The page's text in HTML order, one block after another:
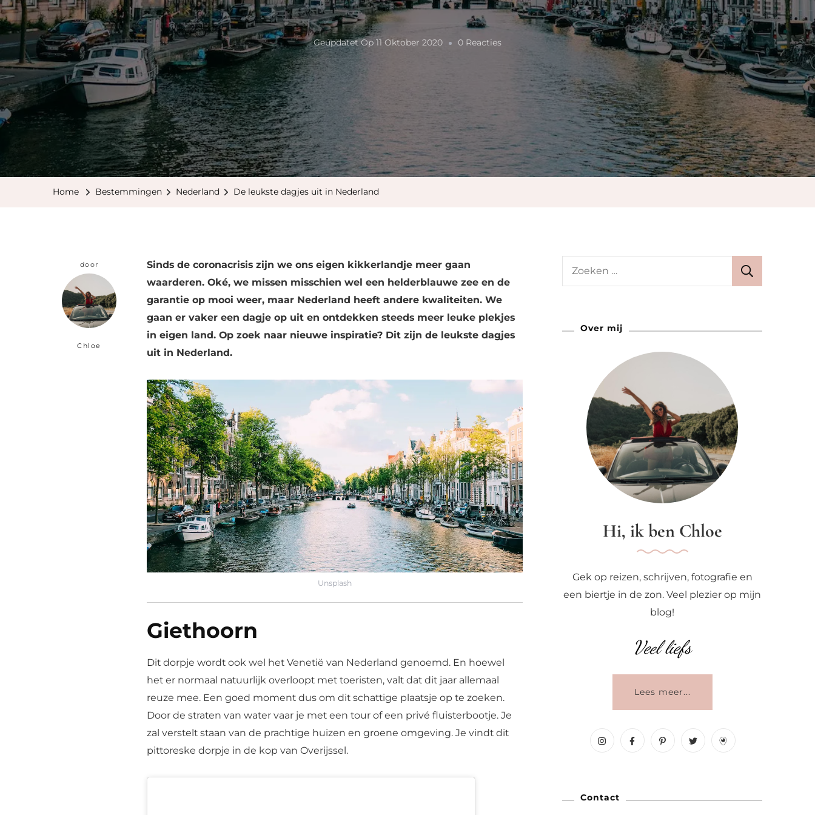
Geüpdatet Op 11 Oktober 2020 0 ReactiesOp
Leukste
Dagjes
Nederland
Home Bestemmingen Nederland De leukste dagjes uit in Nederland
door
Chloe
Sinds de coronacrisis zijn we ons eigen kikkerlandje meer gaan
waarderen. Oké, we missen misschien wel een helderblauwe zee en de
garantie op mooi weer, maar Nederland heeft andere kwaliteiten. We
gaan er vaker een dagje op uit en ontdekken steeds meer leuke plekjes
in eigen land. Op zoek naar nieuwe inspiratie? Dit zijn de leukste dagjes
uit in Nederland.
Unsplash
Giethoorn
Dit dorpje wordt ook wel het Venetië van Nederland genoemd. En hoewel
het er normaal natuurlijk overloopt met toeristen, valt dat dit jaar allemaal
reuze mee. Een goed moment dus om dit schattige plaatsje op te zoeken.
Door de straten van water vaar je met een tour of een privé fluisterbootje. Je
zal verstelt staan van de prachtige huizen en groene omgeving. Je vindt dit
pittoreske dorpje in de kop van Overijssel.
Zoeken
Over mij
Hi, ik ben Chloe
Gek op reizen, schrijven, fotografie en
een biertje in de zon. Veel plezier op mijn
blog!
Veel liefs
Lees meer...
Contact